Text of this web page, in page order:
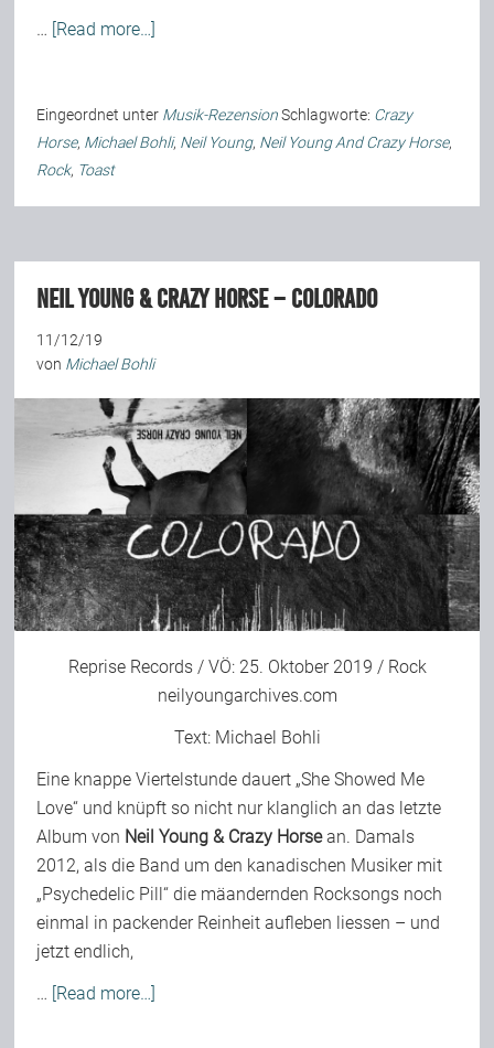
… [Read more…]
Eingeordnet unter Musik-Rezension Schlagworte: Crazy
Horse, Michael Bohli, Neil Young, Neil Young And Crazy Horse,
Rock, Toast
Neil Young & Crazy Horse – Colorado
11/12/19
von Michael Bohli
Reprise Records / VÖ: 25. Oktober 2019 / Rock
neilyoungarchives.com
Text: Michael Bohli
Eine knappe Viertelstunde dauert „She Showed Me
Love“ und knüpft so nicht nur klanglich an das letzte
Album von Neil Young & Crazy Horsean. Damals
2012, als die Band um den kanadischen Musiker mit
„Psychedelic Pill“ die mäandernden Rocksongs noch
einmal in packender Reinheit aufleben liessen – und
jetzt endlich,
… [Read more…]